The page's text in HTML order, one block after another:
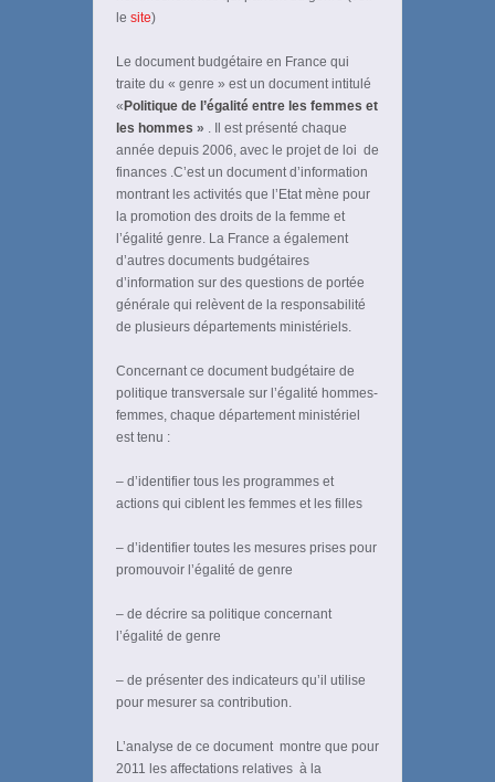
le site)
Le document budgétaire en France qui
traite du « genre » est un document intitulé
« Politique de l’égalité entre les femmes et
les hommes » . Il est présenté chaque
année depuis 2006, avec le projet de loi de
finances .C’est un document d’information
montrant les activités que l’Etat mène pour
la promotion des droits de la femme et
l’égalité genre. La France a également
d’autres documents budgétaires
d’information sur des questions de portée
générale qui relèvent de la responsabilité
de plusieurs départements ministériels.
Concernant ce document budgétaire de
politique transversale sur l’égalité hommes-
femmes, chaque département ministériel
est tenu :
– d’identifier tous les programmes et
actions qui ciblent les femmes et les filles
– d’identifier toutes les mesures prises pour
promouvoir l’égalité de genre
– de décrire sa politique concernant
l’égalité de genre
– de présenter des indicateurs qu’il utilise
pour mesurer sa contribution.
L’analyse de ce document montre que pour
2011 les affectations relatives à la